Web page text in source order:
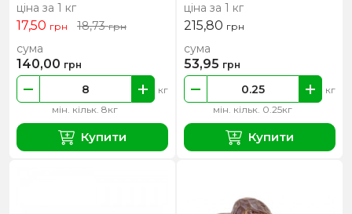
ціна за 1 кг
17,50 грн 18,73грн
мін. кільк. 8кг
кг
сума
140,00 грн
Купити
ціна за 1 кг
215,80 грн
мін. кільк. 0.25кг
кг
сума
53,95 грн
Купити